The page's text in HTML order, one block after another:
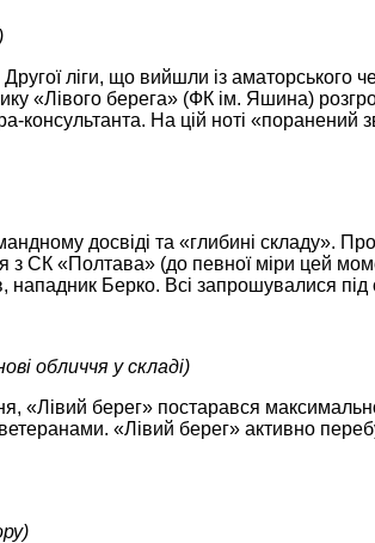
ліги, що вийшли із аматорського
«Лівого берега» (ФК ім. Яшина)
консультанта. На цій ноті «поранений
досвіді та «глибині складу».
з СК «Полтава» (до певної міри цей
нападник Берко. Всі запрошувалися під
обличчя у складі)
«Лівий берег» постарався
«Лівий берег» активно